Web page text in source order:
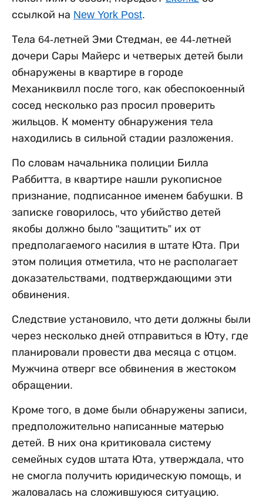
ссылкой на New York Post.
Тела 64-летней Эми Стедман, ее 44-летней
дочери Сары Майерс и четверых детей были
обнаружены в квартире в городе
Механиквилл после того, как обеспокоенный
сосед несколько раз просил проверить
жильцов. К моменту обнаружения тела
находились в сильной стадии разложения.
По словам начальника полиции Билла
Раббитта, в квартире нашли рукописное
признание, подписанное именем бабушки. В
записке говорилось, что убийство детей
якобы должно было "защитить” их от
предполагаемого насилия в штате Юта. При
этом полиция отметила, что не располагает
доказательствами, подтверждающими эти
обвинения.
Следствие установило, что дети должны были
через несколько дней отправиться в Юту, где
планировали провести два месяца с отцом.
Мужчина отверг все обвинения в жестоком
обращении.
Кроме того, в доме были обнаружены записи,
предположительно написанные матерью
детей. В них она критиковала систему
семейных судов штата Юта, утверждала, что
не смогла получить юридическую помощь, и
жаловалась на сложившуюся ситуацию.